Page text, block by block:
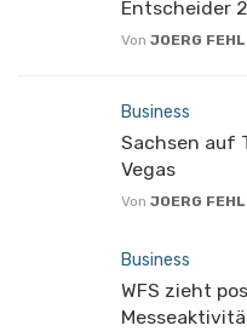
Entscheider
Von JOERG
Business
Sachsen auf
Vegas
Von JOERG
Business
WFS zieht